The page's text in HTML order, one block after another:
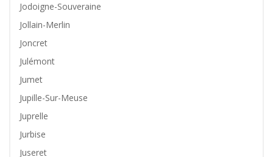
Jodoigne-Souveraine
Jollain-Merlin
Joncret
Julémont
Jumet
Jupille-Sur-Meuse
Juprelle
Jurbise
Juseret